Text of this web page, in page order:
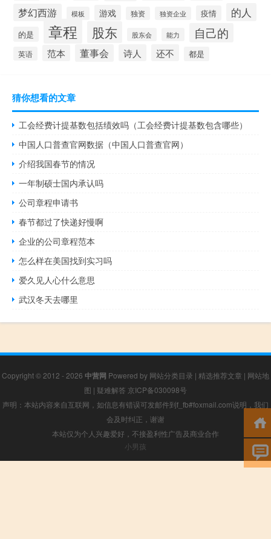
梦幻西游 模板 游戏 独资 独资企业 疫情 的人
的是 章程 股东 股东会 能力 自己的
英语 范本 董事会 诗人 还不 都是
猜你想看的文章
工会经费计提基数包括绩效吗（工会经费计提基数包含哪些）
中国人口普查官网数据（中国人口普查官网）
介绍我国春节的情况
一年制硕士国内承认吗
公司章程申请书
春节都过了快递好慢啊
企业的公司章程范本
怎么样在美国找到实习吗
爱久见人心什么意思
武汉冬天去哪里
Copyright © 2012 - 2026 中营网 Powered by 网站分类目录 | 精选推荐文章 | 网站地
图 | 疑难解答 京ICP备030098号
声明：本站内容来自互联网，如信息有错误可发邮件到f_fb#foxmail.com说明，我们
会及时纠正，谢谢
本站仅为个人兴趣爱好，不接盈利性广告及商业合作
小男孩